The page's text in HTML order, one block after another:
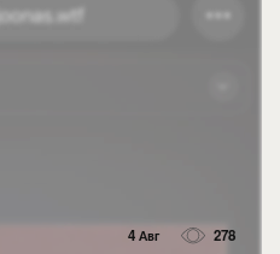
4 Авг 278